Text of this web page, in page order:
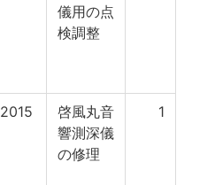
儀用の点
検調整
2015
啓風丸音
響測深儀
の修理
1